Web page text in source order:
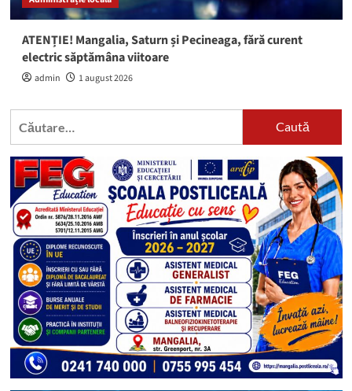
ATENȚIE! Mangalia, Saturn și Pecineaga, fără curent
electric săptămâna viitoare
admin 1 august 2026
Caută